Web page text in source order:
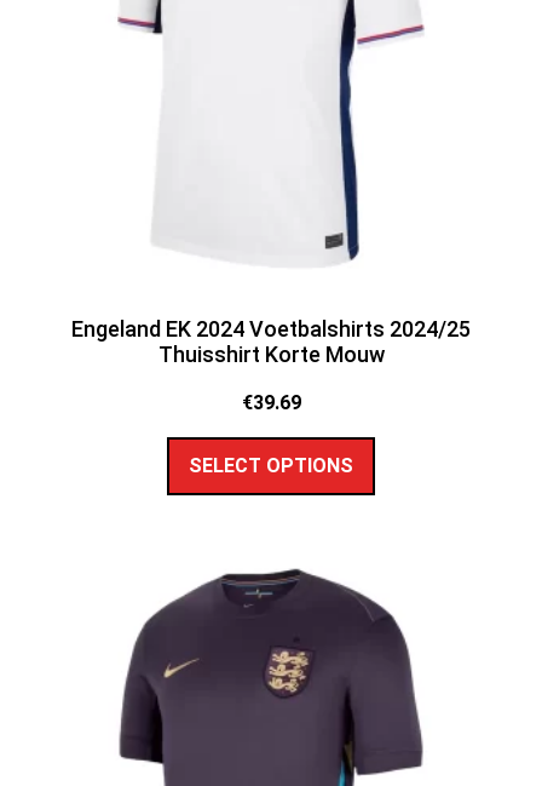
Engeland EK 2024 Voetbalshirts 2024/25
Thuisshirt Korte Mouw
€39.69
SELECT OPTIONS